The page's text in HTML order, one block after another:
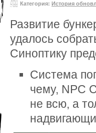
Категория: История
Развитие
удалось
Синоптику
Система
чему, NPC
не всю, а